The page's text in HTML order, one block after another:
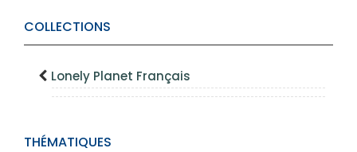
COLLECTIONS
Lonely Planet Français
THÉMATIQUES